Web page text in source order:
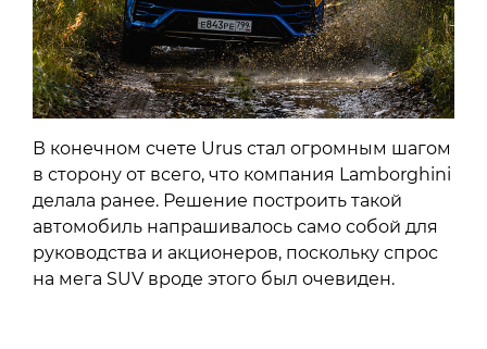
В конечном счете Urus стал огромным шагом
в сторону от всего, что компания Lamborghini
делала ранее. Решение построить такой
автомобиль напрашивалось само собой для
руководства и акционеров, поскольку спрос
на мега SUV вроде этого был очевиден.